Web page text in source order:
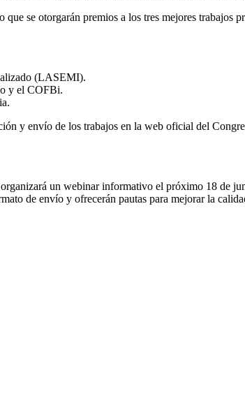
se otorgarán premios a los tres mejores trabajos
(LASEMI).
y el COFBi.
y envío de los trabajos en la web oficial del
un webinar informativo el próximo 18 de
de envío y ofrecerán pautas para mejorar la